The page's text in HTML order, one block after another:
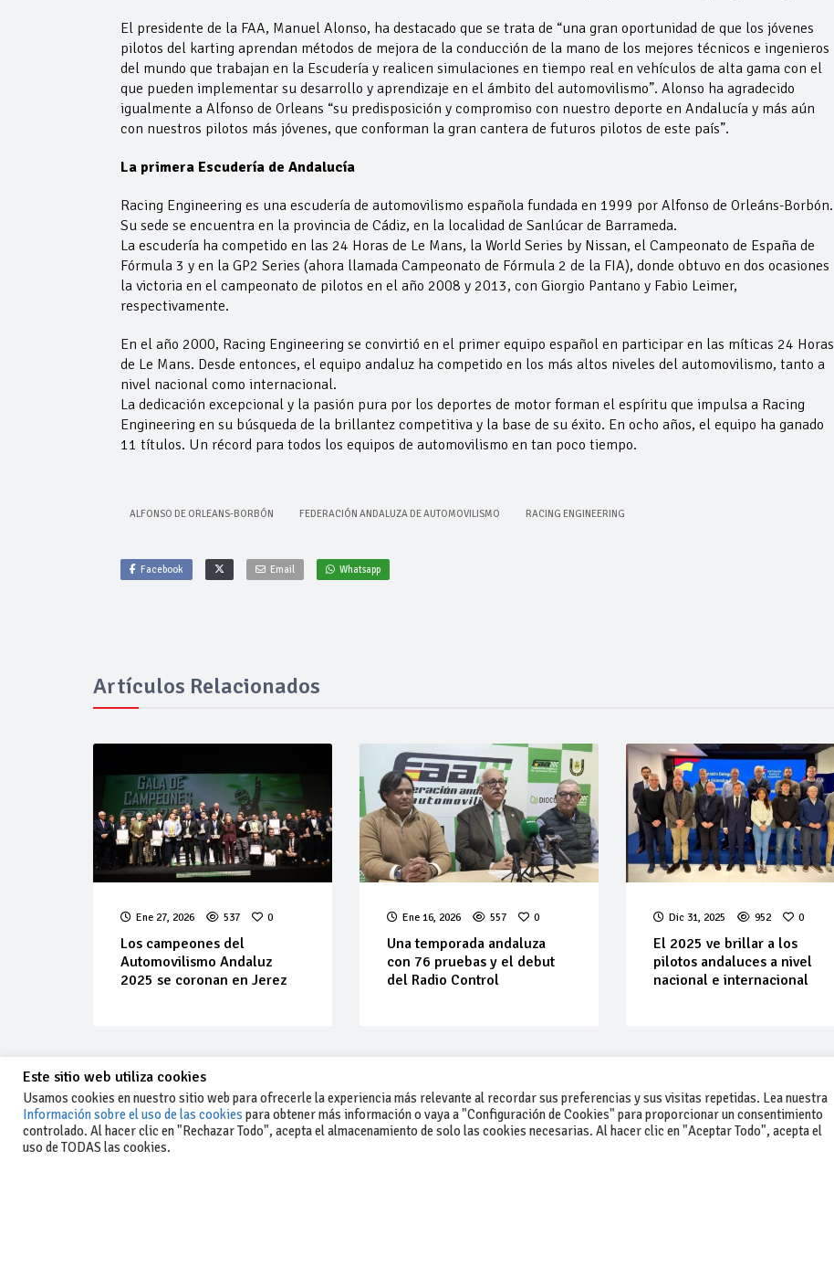
El presidente de la FAA, Manuel Alonso, ha destacado que se trata de “una gran oportunidad de que los jóvenes
pilotos del karting aprendan métodos de mejora de la conducción de la mano de los mejores técnicos e ingenieros
del mundo que trabajan en la Escudería y realicen simulaciones en tiempo real en vehículos de alta gama con el
que pueden implementar su desarrollo y aprendizaje en el ámbito del automovilismo”. Alonso ha agradecido
igualmente a Alfonso de Orleans “su predisposición y compromiso con nuestro deporte en Andalucía y más aún
con nuestros pilotos más jóvenes, que conforman la gran cantera de futuros pilotos de este país”.
La primera Escudería de Andalucía
Racing Engineering es una escudería de automovilismo española fundada en 1999 por Alfonso de Orleáns-Borbón. ​
Su sede se encuentra en la provincia de Cádiz, en la localidad de Sanlúcar de Barrameda.
La escudería ha competido en las 24 Horas de Le Mans, la World Series by Nissan, el Campeonato de España de
Fórmula 3 y en la GP2 Series (ahora llamada Campeonato de Fórmula 2 de la FIA), donde obtuvo en dos ocasiones
la victoria en el campeonato de pilotos en el año 2008 y 2013, con Giorgio Pantano y Fabio Leimer,
respectivamente.
En el año 2000, Racing Engineering se convirtió en el primer equipo español en participar en las míticas 24 Horas
de Le Mans. Desde entonces, el equipo andaluz ha competido en los más altos niveles del automovilismo, tanto a
nivel nacional como internacional.
La dedicación excepcional y la pasión pura por los deportes de motor forman el espíritu que impulsa a Racing
Engineering en su búsqueda de la brillantez competitiva y la base de su éxito. En ocho años, el equipo ha ganado
11 títulos. Un récord para todos los equipos de automovilismo en tan poco tiempo.
ALFONSO DE ORLEANS-BORBÓN FEDERACIÓN ANDALUZA DE AUTOMOVILISMO RACING ENGINEERING
Facebook Email Whatsapp
Artículos Relacionados
Ene 27, 2026 537 0
Los campeones del
Automovilismo Andaluz
2025 se coronan en Jerez
Ene 16, 2026 557 0
Una temporada andaluza
con 76 pruebas y el debut
del Radio Control
Dic 31, 2025 952 0
El 2025 ve brillar a los
pilotos andaluces a nivel
nacional e internacional
-Aviso legal y condiciones generales
-Contacto
Este sitio web utiliza cookies
Usamos cookies en nuestro sitio web para ofrecerle la experiencia más relevante al recordar sus preferencias y sus visitas repetidas. Lea nuestra
Información sobre el uso de las cookies para obtener más información o vaya a "Configuración de Cookies" para proporcionar un consentimiento
controlado. Al hacer clic en "Rechazar Todo", acepta el almacenamiento de solo las cookies necesarias. Al hacer clic en "Aceptar Todo", acepta el
uso de TODAS las cookies.